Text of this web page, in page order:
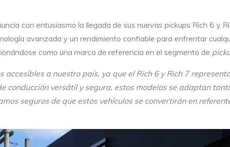
con entusiasmo la llegada de sus nuevas pickups Rich 6 y
avanzada y un rendimiento confiable para enfrentar
como una marca de referencia en el segmento de
a nuestro país, ya que el Rich 6 y Rich 7
conducción versátil y segura, estos modelos se adaptan
seguros de que estos vehículos se convertirán en